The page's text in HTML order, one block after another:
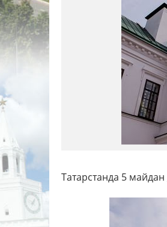
Татарстанда 5 майдан